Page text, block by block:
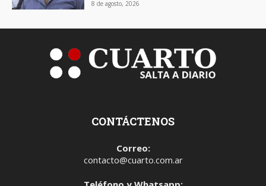
8 de agosto, 2026
CONTÁCTENOS
Correo:
contacto@cuarto.com.ar